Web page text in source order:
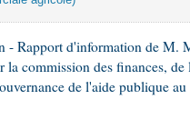
- Rapport d'information de M.
commission des finances,
de l'aide publique